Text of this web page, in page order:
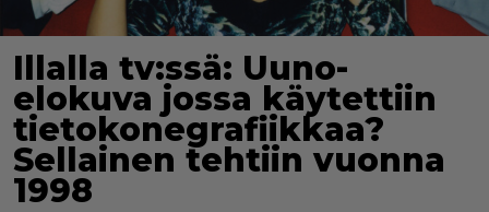
Illalla tv:ssä: Uuno-
elokuva jossa käytettiin
tietokonegrafiikkaa?
Sellainen tehtiin vuonna
1998